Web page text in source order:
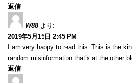
返信
W88 より:
2019年5月15日 2:45 PM
I am very happy to read this. This is the
random misinformation that’s at the other
返信